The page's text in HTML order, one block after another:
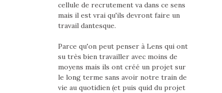
cellule de recrutement va dans ce sens
mais il est vrai qu'ils devront faire un
travail dantesque.
Parce qu'on peut penser à Lens qui ont
su très bien travailler avec moins de
moyens mais ils ont créé un projet sur
le long terme sans avoir notre train de
vie au quotidien (et puis quid du projet